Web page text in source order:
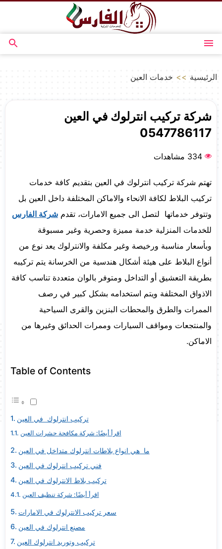
المحتوى
القائمة
بحث
الرئيسية >> خدمات العين
شركة تركيب انترلوك في العين
0547786117
334 مشاهدات
تهتم شركة تركيب انترلوك في العين بتقديم كافة خدمات
تركيب البلاط لكافة الانحاء والاماكن المختلفة داخل العين بل
وتتوفر خدماتها لتصل الى جميع الامارات، تقدم شركة الفارس
للخدمات المنزلية خدمة مميزة وحصرية وغير مسبوقة
وبأسعار مناسبة ورخيصة وغير مكلفة والانترلوك يعد نوع من
أنواع البلاط على هيئة أشكال هندسية من الخرسانة يتم تركيبه
بطريقة التعشيق أو التداخل ومتوفر بالوان متعددة تناسب كافة
الاذواق المختلفة ويتم استخدامه بشكل كبير في رصف
الممرات والطرق والمحطات البنزين والقرى السياحية
والمنتجعات ومواقف السيارات وممرات الحدائق وغيرها من
الاماكن.
Table of Contents
تركيب انترلوك في العين
اقرأ أيضًا: شركة مكافحة حشرات العين
ما هي انواع بلاطات انترلوك متداخل في العين
فني تركيب انترلوك في العين
تركيب بلاط الانترلوك في العين
اقرأ أيضًا: شركة تنظيف العين
سعر تركيب الانترلوك في الامارات
مصنع انترلوك في العين
تركيب وتوريد انترلوك العين